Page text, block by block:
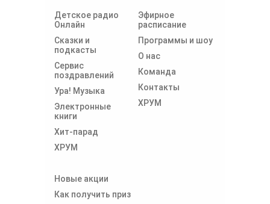
Детское радио
Онлайн
Сказки и
подкасты
Сервис
поздравлений
Ура! Музыка
Электронные
книги
Хит-парад
ХРУМ
Эфирное
расписание
Программы и шоу
О нас
Команда
Контакты
ХРУМ
Новые акции
Как получить приз